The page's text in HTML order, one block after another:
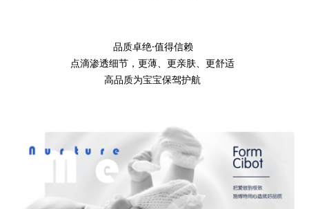
点滴渗透细节，更薄、更亲肤、更舒适
高品质为宝宝保驾护航
品质卓绝·值得信赖